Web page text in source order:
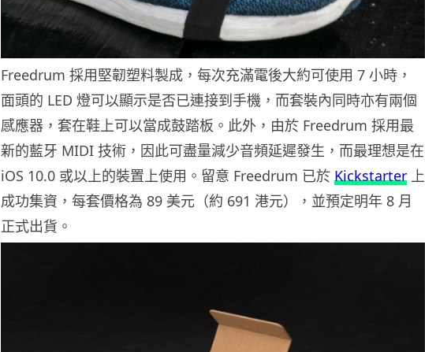
Freedrum 採用堅韌塑料製成，每次充滿電後大約可使用 7 小時，
面頭的 LED 燈可以顯示是否已連接到手機，而套裝內同時亦有兩個
感應器，套在鞋上可以當成鼓踏板。此外，由於 Freedrum 採用最
新的藍牙 MIDI 技術，因此可盡量減少音頻延遲發生，而最理想是在
iOS 10.0 或以上的裝置上使用。留意 Freedrum 已於 Kickstarter 上
成功集資，每套價格為 89 美元（約 691 港元），並預定明年 8 月
正式出貨。